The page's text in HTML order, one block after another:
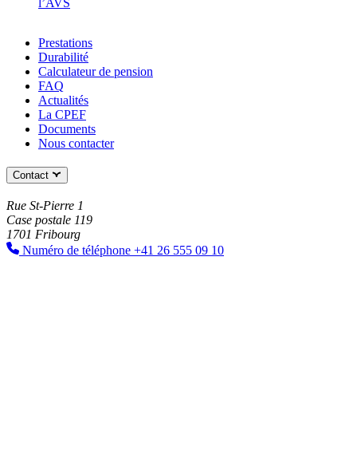
Prestations
Durabilité
Calculateur de pension
FAQ
Actualités
La CPEF
Documents
Nous contacter
Contact
Rue St-Pierre 1
Case postale 119
1701 Fribourg
Numéro de téléphone +41 26 555 09 10